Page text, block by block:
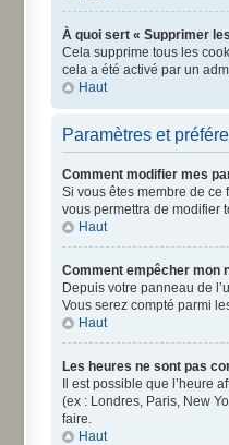
À quoi sert « Supprimer
Cela supprime tous les
cela a été activé par un
Haut
Paramètres et
Comment modifier mes
Si vous êtes membre de ce
vous permettra de modifier
Haut
Comment empêcher mon
Depuis votre panneau de
Vous serez compté parmi
Haut
Les heures ne sont pas
Il est possible que l’heure
(ex : Londres, Paris, New
faire.
Haut